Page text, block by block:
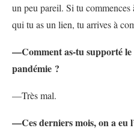
un peu pareil. Si tu commences
qui tu as un lien, tu arrives à
—Comment as-tu supporté
pandémie ?
—Très mal.
—Ces derniers mois, on a eu